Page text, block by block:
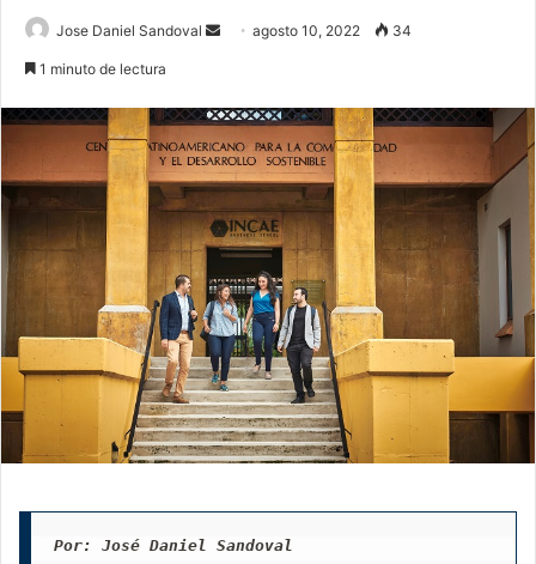
Jose Daniel Sandoval
Sendagosto 10, 2022 34
1 minuto de lectura
Por: José Daniel Sandoval